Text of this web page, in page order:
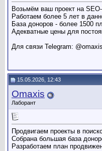
Возьмём ваш проект на
Работаем более 5 лет в
База доноров - более 1500
Адекватные цены для
Для связи Telegram:
15.05.2026, 12:43
Omaxis
Лаборант
Продвигаем проекты в
Собрана большая база
Разработаем план